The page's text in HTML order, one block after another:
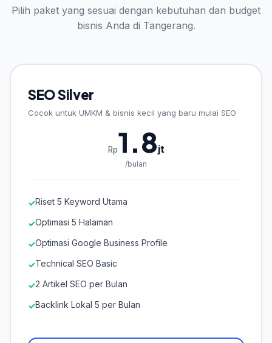
Pilih paket yang sesuai dengan kebutuhan dan budget
bisnis Anda di Tangerang.
SEO Silver
Cocok untuk UMKM & bisnis kecil yang baru mulai SEO
Rp1.8jt
/bulan
✓Riset 5 Keyword Utama
✓Optimasi 5 Halaman
✓Optimasi Google Business Profile
✓Technical SEO Basic
✓2 Artikel SEO per Bulan
✓Backlink Lokal 5 per Bulan